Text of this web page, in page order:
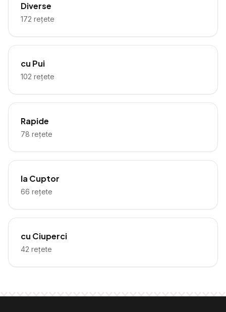
Diverse
172 rețete
cu Pui
102 rețete
Rapide
78 rețete
la Cuptor
66 rețete
cu Ciuperci
42 rețete